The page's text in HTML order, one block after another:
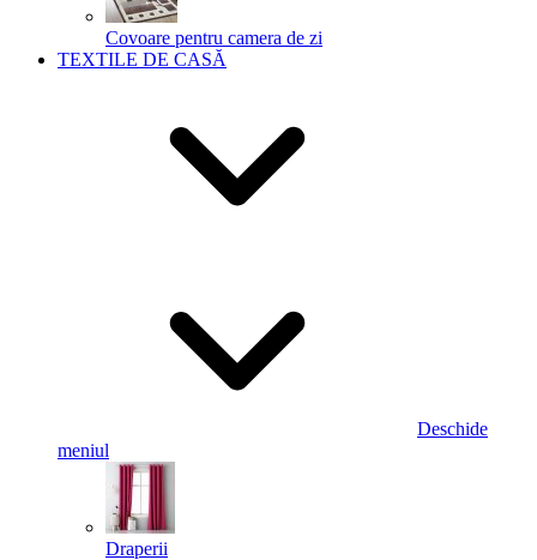
Covoare pentru camera de zi
TEXTILE DE CASĂ
Deschide
meniul
Draperii